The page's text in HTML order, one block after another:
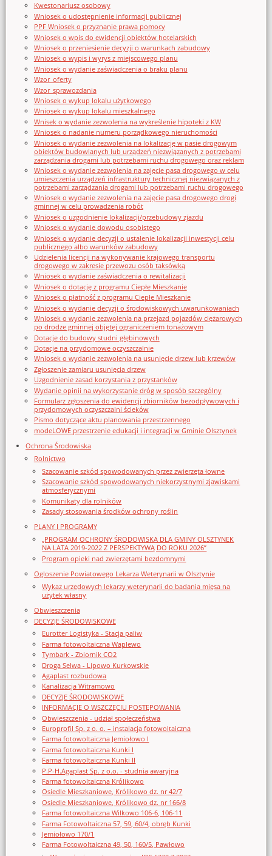
Kwestonariusz osobowy
Wniosek o udostępnienie informacji publicznej
PPF Wniosek o przyznanie prawa pomocy
Wniosek o wpis do ewidencji obiektów hotelarskich
Wniosek o przeniesienie decyzji o warunkach zabudowy
Wniosek o wypis i wyrys z miejscowego planu
Wniosek o wydanie zaświadczenia o braku planu
Wzor_oferty
Wzor_sprawozdania
Wniosek o wykup lokalu użytkowego
Wniosek o wykup lokalu mieszkalnego
Wnisek o wydanie zezwolenia na wykreślenie hipoteki z KW
Wniosek o nadanie numeru porządkowego nieruchomości
Wniosek o wydanie zezwolenia na lokalizację w pasie drogowym
obiektów budowlanych lub urządzeń niezwiązanych z potrzebami
zarządzania drogami lub potrzebami ruchu drogowego oraz reklam
Wniosek o wydanie zezwolenia na zajęcie pasa drogowego w celu
umieszczenia urządzeń infrastruktury technicznej niezwiązanych z
potrzebami zarządzania drogami lub potrzebami ruchu drogowego
Wniosek o wydanie zezwolenia na zajęcie pasa drogowego drogi
gminnej w celu prowadzenia robót
Wniosek o uzgodnienie lokalizacji/przebudowy zjazdu
Wniosek o wydanie dowodu osobistego
Wniosek o wydanie decyzji o ustalenie lokalizacji inwestycji celu
publicznego albo warunków zabudowy
Udzielenia licencji na wykonywanie krajowego transportu
drogowego w zakresie przewozu osób taksówką
Wniosek o wydanie zaświadczenia o rewitalizacji
Wniosek o dotację z programu Ciepłe Mieszkanie
Wniosek o płatność z programu Ciepłe Mieszkanie
Wniosek o wydanie decyzji o środowiskowych uwarunkowaniach
Wniosek o wydanie zezwolenia na przejazd pojazdów ciężarowych
po drodze gminnej objętej ograniczeniem tonażowym
Dotacje do budowy studni głębinowych
Dotacje na przydomowe oczyszczalnie
Wniosek o wydanie zezwolenia na usunięcie drzew lub krzewów
Zgłoszenie zamiaru usunięcia drzew
Uzgodnienie zasad korzystania z przystanków
Wydanie opinii na wykorzystanie dróg w sposób szczególny
Formularz zgłoszenia do ewidencji zbiorników bezodpływowych i
przydomowych oczyszczalni ścieków
Pismo dotyczące aktu planowania przestrzennego
modeLOWE przestrzenie edukacji i integracji w Gminie Olsztynek
Ochrona Środowiska
Rolnictwo
Szacowanie szkód spowodowanych przez zwierzęta łowne
Szacowanie szkód spowodowanych niekorzystnymi zjawiskami
atmosferycznymi
Komunikaty dla rolników
Zasady stosowania środków ochrony roślin
PLANY I PROGRAMY
„PROGRAM OCHRONY ŚRODOWISKA DLA GMINY OLSZTYNEK
NA LATA 2019-2022 Z PERSPEKTYWĄ DO ROKU 2026”
Program opieki nad zwierzętami bezdomnymi
Ogloszenie Powiatowego Lekarza Weterynarii w Olsztynie
Wykaz urzędowych lekarzy weterynarii do badania mięsa na
użytek własny
Obwieszczenia
DECYZJE ŚRODOWISKOWE
Eurotter Logistyka - Stacja paliw
Farma fotowoltaiczna Waplewo
Tymbark - Zbiornik CO2
Droga Selwa - Lipowo Kurkowskie
Agaplast rozbudowa
Kanalizacja Witramowo
DECYZJE ŚRODOWISKOWE
INFORMACJE O WSZCZĘCIU POSTĘPOWANIA
Obwieszczenia - udział społeczeństwa
Europrofil Sp. z o. o. – instalacja fotowoltaiczna
Farma fotowoltaiczna Jemiołowo I
Farma fotowoltaiczna Kunki I
Farma fotowoltaiczna Kunki II
P.P-H.Agaplast Sp. z o.o. - studnia awaryjna
Farma fotowoltaiczna Królikowo
Osiedle Mieszkaniowe, Królikowo dz. nr 42/7
Osiedle Mieszkaniowe, Królikowo dz. nr 166/8
Farma fotowoltaiczna Wilkowo 106-6, 106-11
Farma Fotowoltaiczna 57, 59, 60/4, obręb Kunki
Jemiołowo 170/1
Farma Fotowoltaiczna 49, 50, 160/5, Pawłowo